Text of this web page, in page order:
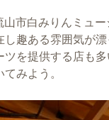
市白みりんミュ
趣ある雰囲気が
を提供する店も
みよう。